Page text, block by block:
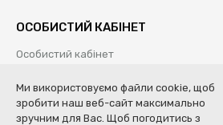
ОСОБИСТИЙ КАБІНЕТ
Особистий кабінет
Обрані товари
Ми використовуємо файли cookie, щоб
зробити наш веб-сайт максимально
зручним для Вас. Щоб погодитись з